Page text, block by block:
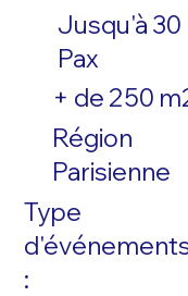
Jusqu'à 30
Pax
+ de 250
Région
Parisienne
Type
: